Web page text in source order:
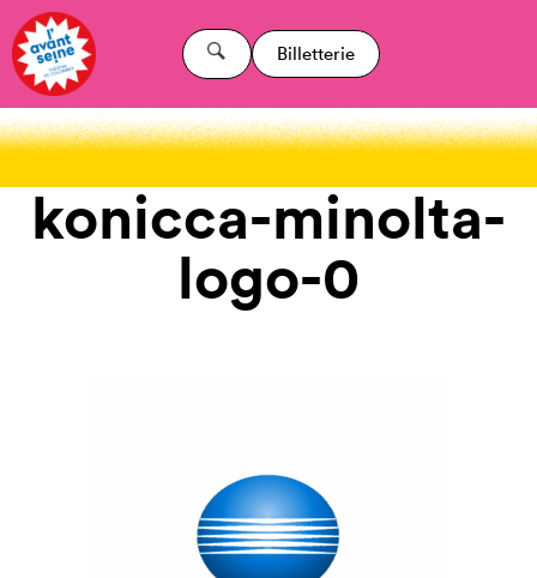
Billetterie
konicca-minolta-
logo-0